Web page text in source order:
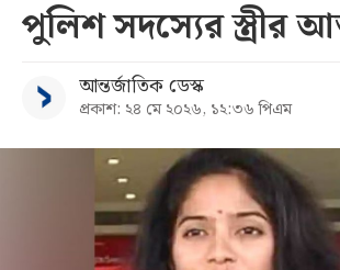
সব
বিভাগ
কনভার্টার
পুলিশ সদস্যের স্ত্রীর
আন্তর্জাতিক ডেস্ক
প্রকাশ: ২৪ মে ২০২৬, ১২:৩৬ পিএম